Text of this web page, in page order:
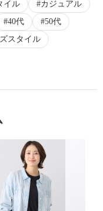
イル
カジュアル
40代
50代
スタイル